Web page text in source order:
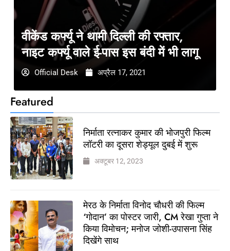
Featured
निर्माता रत्नाकर कुमार की भोजपुरी फिल्म
लॉटरी का दूसरा शेड्यूल दुबई में शुरू
अक्टूबर 12, 2023
मेरठ के निर्माता विनोद चौधरी की फिल्म
‘गोदान’ का पोस्टर जारी, CM रेखा गुप्ता ने
किया विमोचन; मनोज जोशी-उपासना सिंह
दिखेंगे साथ
वीकेंड कर्फ्यू ने थामी दिल्ली की रफ्तार,
नाइट कर्फ्यू वाले ई-पास इस बंदी में भी लागू
Official Desk अप्रैल 17, 2021